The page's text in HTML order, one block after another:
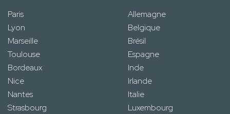
Paris
Lyon
Marseille
Toulouse
Bordeaux
Nice
Nantes
Strasbourg
Allemagne
Belgique
Brésil
Espagne
Inde
Irlande
Italie
Luxembourg